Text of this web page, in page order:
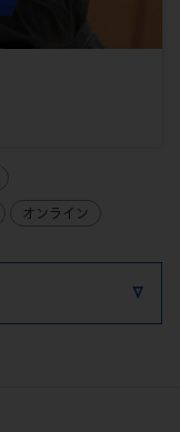
オンライン